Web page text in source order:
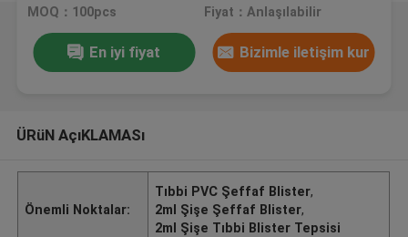
MOQ：100pcs Fiyat：Anlaşılabilir
En iyi fiyat Bizimle iletişim kur
ÜRüN AçıKLAMASı
Önemli Noktalar:
Tıbbi PVC Şeffaf Blister,
2ml Şişe Şeffaf Blister,
2ml Şişe Tıbbi Blister Tepsisi